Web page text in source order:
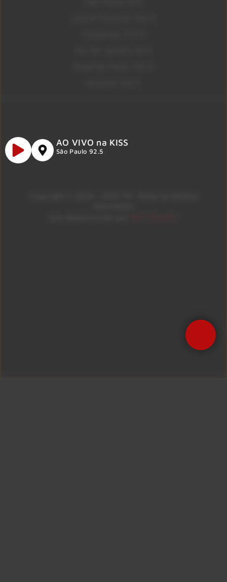
AO VIVO na KISS
São Paulo 92.5